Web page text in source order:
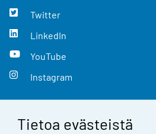
Tietoa evästeistä
Twitter
LinkedIn
YouTube
Instagram
Yhteystiedot